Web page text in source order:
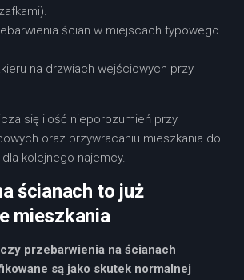
ścian w miejscach typowego
na drzwiach wejściowych przy
się ilość nieporozumień przy
oraz przywracaniu mieszkania do
kolejnego najemcy.
ścianach to już
mieszkania
przebarwienia na ścianach
są jako skutek normalnej